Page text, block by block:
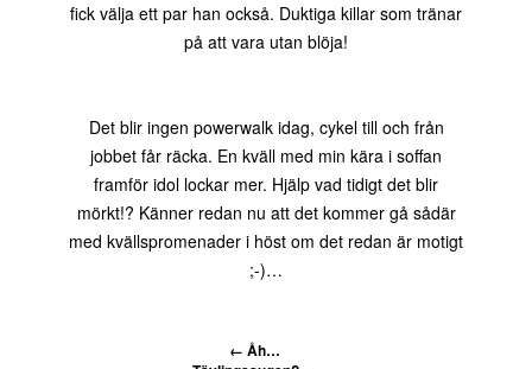
fick välja ett par han också. Duktiga killar som tränar
på att vara utan blöja!
Det blir ingen powerwalk idag, cykel till och från
jobbet får räcka. En kväll med min kära i soffan
framför idol lockar mer. Hjälp vad tidigt det blir
mörkt!? Känner redan nu att det kommer gå sådär
med kvällspromenader i höst om det redan är motigt
;-)…
← Åh…